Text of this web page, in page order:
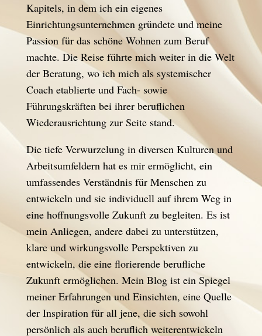
Kapitels, in dem ich ein eigenes
Einrichtungsunternehmen gründete und meine
Passion für das schöne Wohnen zum Beruf
machte. Die Reise führte mich weiter in die Welt
der Beratung, wo ich mich als systemischer
Coach etablierte und Fach- sowie
Führungskräften bei ihrer beruflichen
Wiederausrichtung zur Seite stand.
Die tiefe Verwurzelung in diversen Kulturen und
Arbeitsumfeldern hat es mir ermöglicht, ein
umfassendes Verständnis für Menschen zu
entwickeln und sie individuell auf ihrem Weg in
eine hoffnungsvolle Zukunft zu begleiten. Es ist
mein Anliegen, andere dabei zu unterstützen,
klare und wirkungsvolle Perspektiven zu
entwickeln, die eine florierende berufliche
Zukunft ermöglichen. Mein Blog ist ein Spiegel
meiner Erfahrungen und Einsichten, eine Quelle
der Inspiration für all jene, die sich sowohl
persönlich als auch beruflich weiterentwickeln